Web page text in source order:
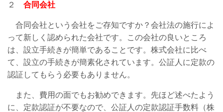
２ 合同会社
合同会社という会社をご存知ですか？会社法の施行によ
って新しく認められた会社です。この会社の良いところ
は、設立手続きが簡単であることです。株式会社に比べ
て、設立の手続きが簡素化されています。公証人に定款の
認証してもらう必要もありません。
また、費用の面でもお勧めできます。先ほど述べたよう
に、定款認証が不要なので、公証人の定款認証手数料（株